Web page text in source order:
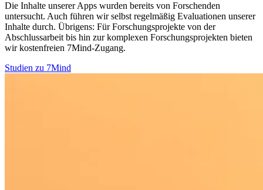
Die Inhalte unserer Apps wurden bereits von Forschenden
untersucht. Auch führen wir selbst regelmäßig Evaluationen unserer
Inhalte durch. Übrigens: Für Forschungsprojekte von der
Abschlussarbeit bis hin zur komplexen Forschungsprojekten bieten
wir kostenfreien 7Mind-Zugang.
Studien zu 7Mind